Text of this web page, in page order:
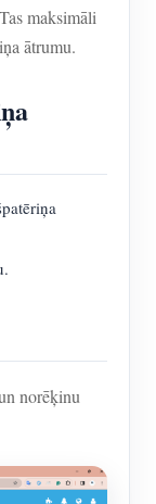
maksimāli
ātrumu.
norēķinu